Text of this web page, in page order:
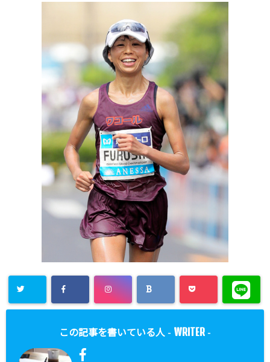
この記事を書いている人 - WRITER -